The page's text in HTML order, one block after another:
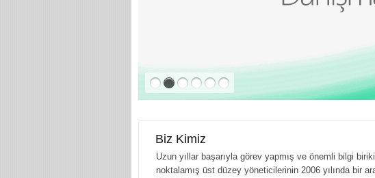
Biz Kimiz
Uzun yıllar başarıyla görev yapmış ve önemli bilgi
noktalamış üst düzey yöneticilerinin 2006 yılında bir